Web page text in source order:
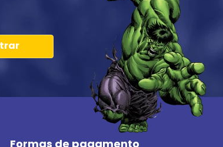
Formas de pagamento